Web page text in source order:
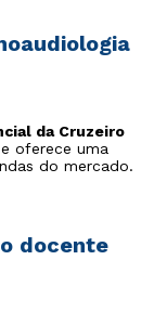
funções como
expressão
e
profissionais que
dublagem,
e
da Cruzeiro
oferece uma
do mercado.
docente